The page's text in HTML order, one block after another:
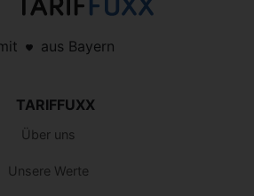
aus Bayern
TARIFFUXX
Über uns
Unsere Werte